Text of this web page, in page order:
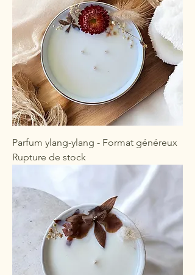
Parfum ylang-ylang - Format généreux
Rupture de stock